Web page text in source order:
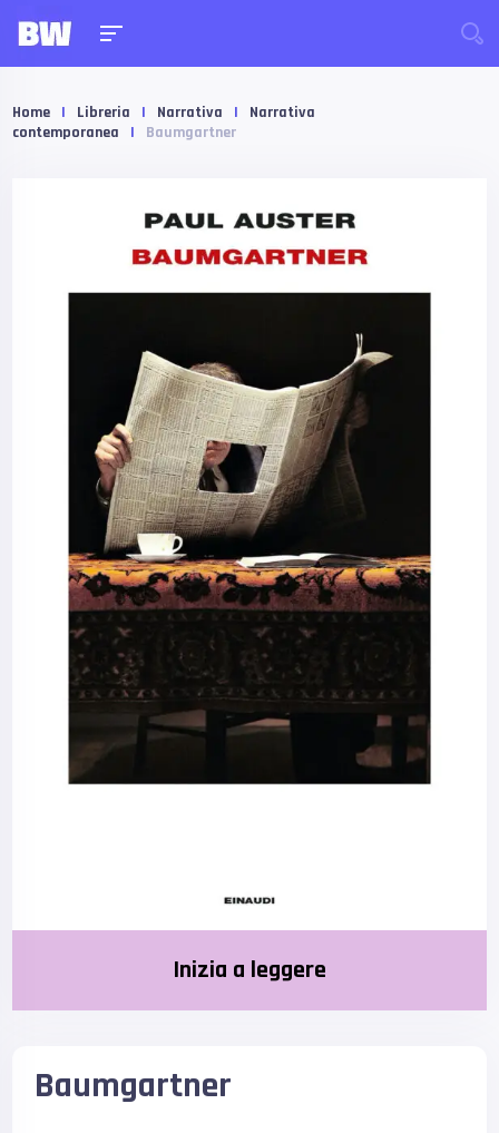
Home | Libreria | Narrativa |
Narrativa
contemporanea
| Baumgartner
Inizia a leggere
Baumgartner